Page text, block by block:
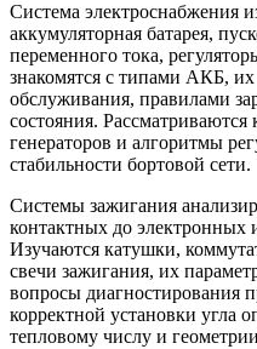
Система электроснабжения
аккумуляторная батарея,
переменного тока,
знакомятся с типами АКБ,
обслуживания, правилами
состояния.
генераторов и алгоритмы
стабильности бортовой сети.
Системы зажигания
контактных до
Изучаются катушки,
свечи зажигания, их
вопросы диагностирования
корректной установки угла
тепловому числу и